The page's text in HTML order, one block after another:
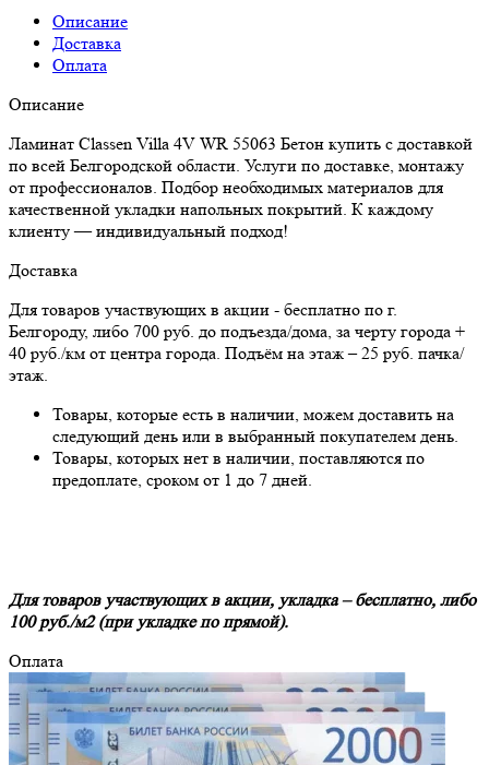
Описание
Доставка
Оплата
Описание
Ламинат Classen Villa 4V WR 55063 Бетон купить с доставкой
по всей Белгородской области. Услуги по доставке, монтажу
от профессионалов. Подбор необходимых материалов для
качественной укладки напольных покрытий. К каждому
клиенту — индивидуальный подход!
Доставка
Для товаров участвующих в акции - бесплатно по г.
Белгороду, либо 700 руб. до подъезда/дома, за черту города +
40 руб./км от центра города. Подъём на этаж – 25 руб. пачка/
этаж.
Товары, которые есть в наличии, можем доставить на
следующий день или в выбранный покупателем день.
Товары, которых нет в наличии, поставляются по
предоплате, сроком от 1 до 7 дней.
Для товаров участвующих в акции, укладка – бесплатно, либо
100 руб./м2 (при укладке по прямой).
Оплата